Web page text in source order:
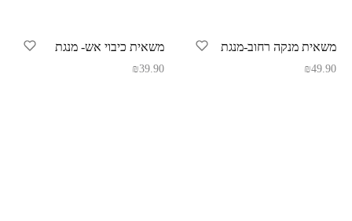
משאית מנקה רחוב-מנגת
₪49.90
משאית כיבוי אש- מנגת
₪39.90